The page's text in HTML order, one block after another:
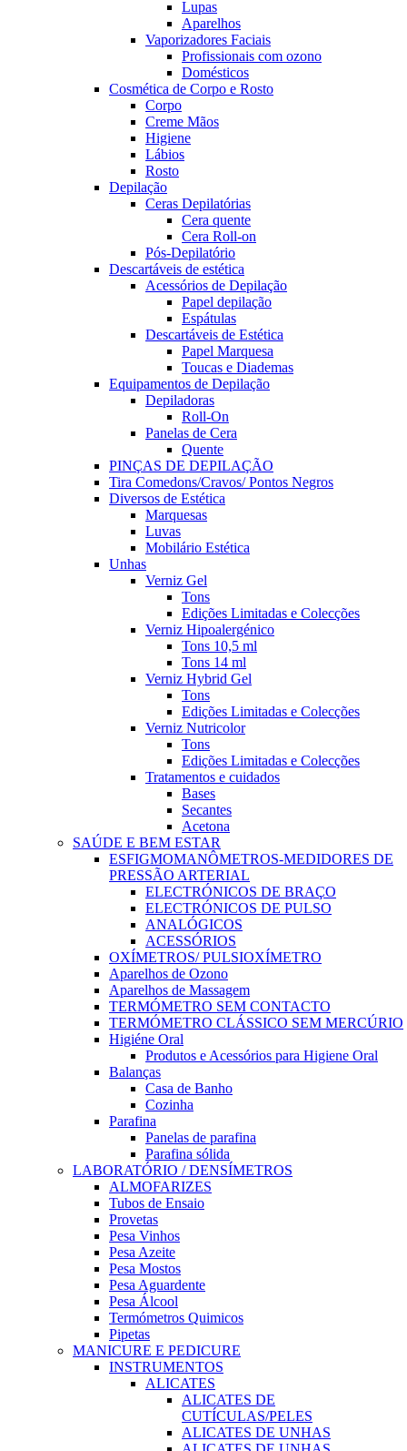
Lupas
Aparelhos
Vaporizadores Faciais
Profissionais com ozono
Domésticos
Cosmética de Corpo e Rosto
Corpo
Creme Mãos
Higiene
Lábios
Rosto
Depilação
Ceras Depilatórias
Cera quente
Cera Roll-on
Pós-Depilatório
Descartáveis de estética
Acessórios de Depilação
Papel depilação
Espátulas
Descartáveis de Estética
Papel Marquesa
Toucas e Diademas
Equipamentos de Depilação
Depiladoras
Roll-On
Panelas de Cera
Quente
PINÇAS DE DEPILAÇÃO
Tira Comedons/Cravos/ Pontos Negros
Diversos de Estética
Marquesas
Luvas
Mobilário Estética
Unhas
Verniz Gel
Tons
Edições Limitadas e Colecções
Verniz Hipoalergénico
Tons 10,5 ml
Tons 14 ml
Verniz Hybrid Gel
Tons
Edições Limitadas e Colecções
Verniz Nutricolor
Tons
Edições Limitadas e Colecções
Tratamentos e cuidados
Bases
Secantes
Acetona
SAÚDE E BEM ESTAR
ESFIGMOMANÔMETROS-MEDIDORES DE
PRESSÃO ARTERIAL
ELECTRÓNICOS DE BRAÇO
ELECTRÓNICOS DE PULSO
ANALÓGICOS
ACESSÓRIOS
OXÍMETROS/ PULSIOXÍMETRO
Aparelhos de Ozono
Aparelhos de Massagem
TERMÓMETRO SEM CONTACTO
TERMÓMETRO CLÁSSICO SEM MERCÚRIO
Higiéne Oral
Produtos e Acessórios para Higiene Oral
Balanças
Casa de Banho
Cozinha
Parafina
Panelas de parafina
Parafina sólida
LABORATÓRIO / DENSÍMETROS
ALMOFARIZES
Tubos de Ensaio
Provetas
Pesa Vinhos
Pesa Azeite
Pesa Mostos
Pesa Aguardente
Pesa Álcool
Termómetros Quimicos
Pipetas
MANICURE E PEDICURE
INSTRUMENTOS
ALICATES
ALICATES DE
CUTÍCULAS/PELES
ALICATES DE UNHAS